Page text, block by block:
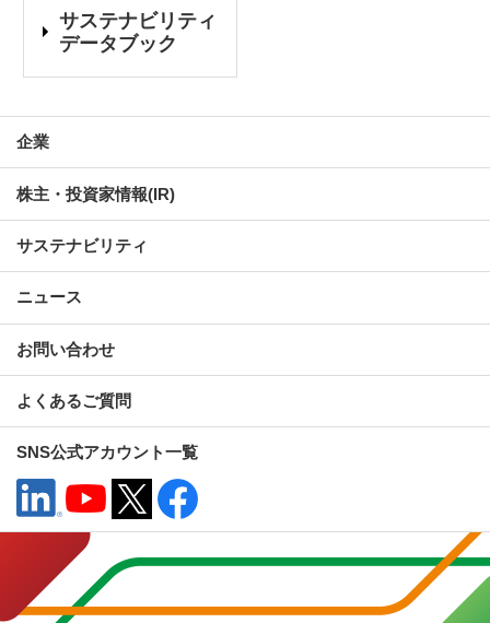
サステナビリティ
データブック
企業
株主・投資家情報(IR)
サステナビリティ
ニュース
お問い合わせ
よくあるご質問
SNS公式アカウント一覧